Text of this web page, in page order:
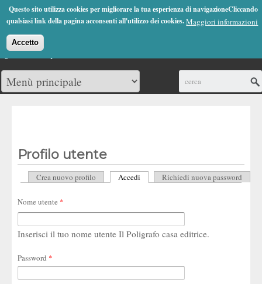
Questo sito utilizza cookies per migliorare la tua esperienza di navigazioneCliccando
qualsiasi link della pagina acconsenti all'utilizzo dei cookies.Maggiori informazioni
Accetto
Jump to Navigation
(0)
Profilo utente
Schede primarie
Crea nuovo profilo Accedi (scheda attiva)
Richiedi nuova password
Nome utente *
Inserisci il tuo nome utente Il Poligrafo casa editrice.
Password *